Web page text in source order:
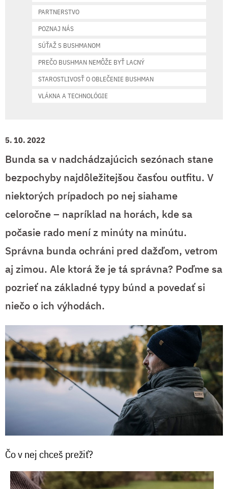
5. 10. 2022
Bunda sa v nadchádzajúcich sezónach stane
bezpochyby najdôležitejšou časťou outfitu. V
niektorých prípadoch po nej siahame
celoročne – napríklad na horách, kde sa
počasie rado mení z minúty na minútu.
Správna bunda ochráni pred dažďom, vetrom
aj zimou. Ale ktorá že je tá správna? Poďme sa
pozrieť na základné typy búnd a povedať si
niečo o ich výhodách.
Čo v nej chceš prežiť?
PARTNERSTVO
POZNAJ NÁS
SÚŤAŽ S BUSHMANOM
PREČO BUSHMAN NEMÔŽE BYŤ LACNÝ
STAROSTLIVOSŤ O OBLEČENIE BUSHMAN
VLÁKNA A TECHNOLÓGIE